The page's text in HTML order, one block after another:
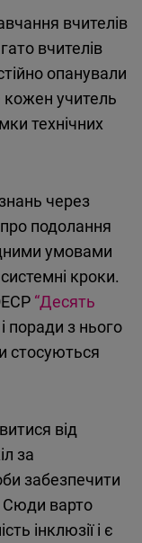
вчителів
вчителів
опанували
кожен учитель
технічних
через
подолання
умовами
кроки.
“Десять
і поради з нього
стосуються
від
за
забезпечити
Сюди варто
інклюзії і є